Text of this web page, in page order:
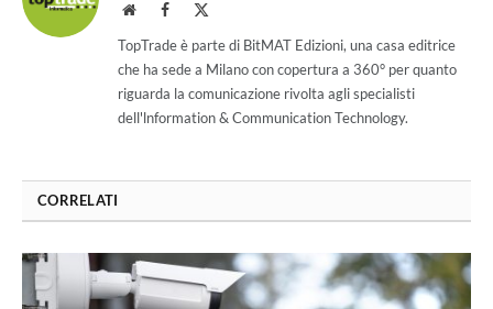
WebsiteFacebook
TopTrade è parte di BitMAT Edizioni, una casa editrice
che ha sede a Milano con copertura a 360° per quanto
riguarda la comunicazione rivolta agli specialisti
dell'lnformation & Communication Technology.
CORRELATI